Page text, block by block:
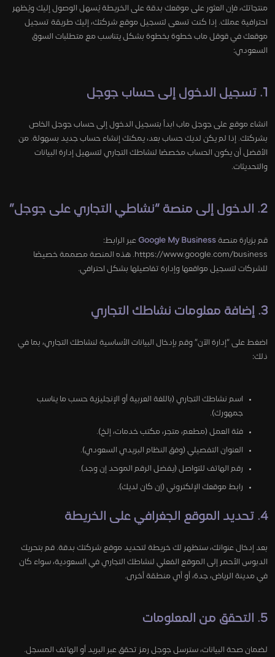
منتجاتك، فإن العثور على موقعك بدقة على الخريطة يُسهل الوصول إليك ويُظهر
احترافية عملك. إذا كنت تسعى لتسجيل موقع شركتك، إليك طريقة تسجيل
موقعك في قوقل ماب خطوة بخطوة بشكل يتناسب مع متطلبات السوق
السعودي:
1. تسجيل الدخول إلى حساب جوجل
انشاء موقع على جوجل ماب ابدأ بتسجيل الدخول إلى حساب جوجل الخاص
بشركتك. إذا لم يكن لديك حساب بعد، يمكنك إنشاء حساب جديد بسهولة. من
الأفضل أن يكون الحساب مخصصًا لنشاطك التجاري لتسهيل إدارة البيانات
والتحديثات.
2. الدخول إلى منصة “نشاطي التجاري على جوجل”
قم بزيارة منصة Google My Business عبر الرابط:
https://www.google.com/business. هذه المنصة مصممة خصيصًا
للشركات لتسجيل مواقعها وإدارة تفاصيلها بشكل احترافي.
3. إضافة معلومات نشاطك التجاري
اضغط على “إدارة الآن” وقم بإدخال البيانات الأساسية لنشاطك التجاري، بما في
ذلك:
اسم نشاطك التجاري (باللغة العربية أو الإنجليزية حسب ما يناسب
جمهورك).
فئة العمل (مطعم، متجر، مكتب خدمات، إلخ).
العنوان التفصيلي (وفق النظام البريدي السعودي).
رقم الهاتف للتواصل (يفضل الرقم الموحد إن وجد).
رابط موقعك الإلكتروني (إن كان لديك).
4. تحديد الموقع الجغرافي على الخريطة
بعد إدخال عنوانك، ستظهر لك خريطة لتحديد موقع شركتك بدقة. قم بتحريك
الدبوس الأحمر إلى الموقع الفعلي لنشاطك التجاري في السعودية، سواء كان
في مدينة الرياض، جدة، أو أي منطقة أخرى.
5. التحقق من المعلومات
لضمان صحة البيانات، سترسل جوجل رمز تحقق عبر البريد أو الهاتف المسجل.